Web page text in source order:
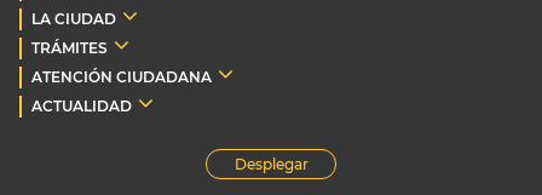
LA CIUDAD
TRÁMITES
ATENCIÓN CIUDADANA
ACTUALIDAD
Desplegar